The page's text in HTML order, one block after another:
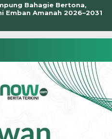
Bahagie Bertona,
Emban Amanah 2026–2031